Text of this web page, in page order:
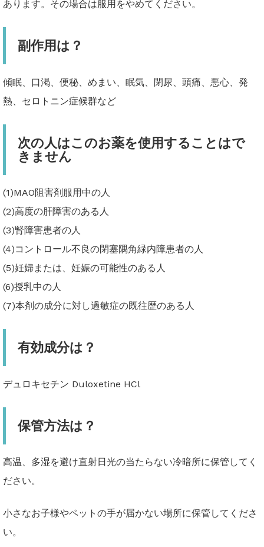
あります。その場合は服用をやめてください。
副作用は？
傾眠、口渇、便秘、めまい、眠気、閉尿、頭痛、悪心、発
熱、セロトニン症候群など
次の人はこのお薬を使用することはで
きません
(1)MAO阻害剤服用中の人
(2)高度の肝障害のある人
(3)腎障害患者の人
(4)コントロール不良の閉塞隅角緑内障患者の人
(5)妊婦または、妊娠の可能性のある人
(6)授乳中の人
(7)本剤の成分に対し過敏症の既往歴のある人
有効成分は？
デュロキセチン Duloxetine HCl
保管方法は？
高温、多湿を避け直射日光の当たらない冷暗所に保管してく
ださい。
小さなお子様やペットの手が届かない場所に保管してくださ
い。